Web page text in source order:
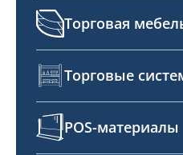
Торговая
Торговые
POS-материалы